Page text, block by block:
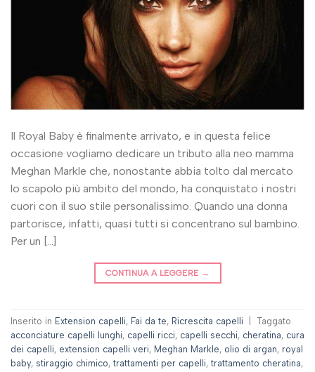
Il Royal Baby è finalmente arrivato, e in questa felice
occasione vogliamo dedicare un tributo alla neo mamma
Meghan Markle che, nonostante abbia tolto dal mercato
lo scapolo più ambito del mondo, ha conquistato i nostri
cuori con il suo stile personalissimo. Quando una donna
partorisce, infatti, quasi tutti si concentrano sul bambino.
Per un […]
CONTINUA A LEGGERE →
Inserito in Extension capelli, Fai da te, Ricrescita capelli
Taggato
acconciature capelli lunghi, capelli ricci, capelli secchi, cheratina, cura
dei capelli, extension capelli veri, Meghan Markle, olio di argan, royal
baby, stiraggio chimico, trattamenti per capelli, trattamento cheratina,